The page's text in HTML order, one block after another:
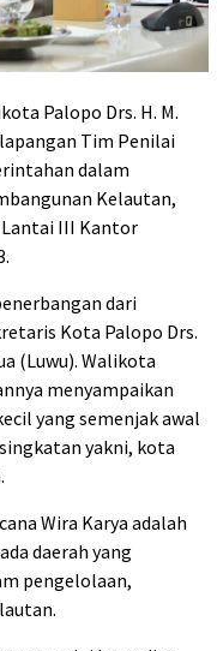
Palopo Drs. H. M.
Tim Penilai
dalam
Kelautan,
Lantai III Kantor
dari
Kota Palopo Drs.
(Luwu). Walikota
menyampaikan
yang semenjak awal
yakni, kota
Wira Karya adalah
daerah yang
pengelolaan,